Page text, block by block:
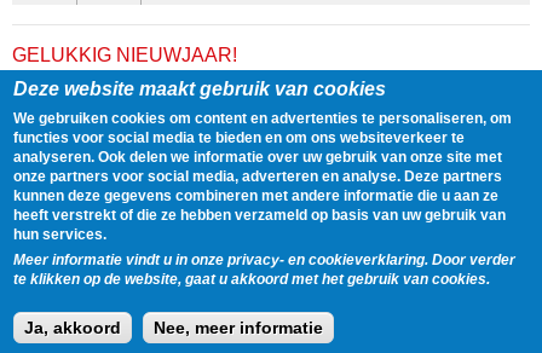
GELUKKIG NIEUWJAAR!
Bron: ajaxfanzone.nl
Namens de gehele redactie van AjaxFanzone.nl wensen wij
alle Ajacieden een gelukkig, sportief maar bovenal een gezond
2022 toe. Dat we maar weer snel onze club op een normale
manier mogen steunen. Gelukkig Nieuwjaar!
Delen Tweet 31 December, 2021 - 23:59
Pages
« first ‹ previous
120
121 122
Ajax Nieuws streeft er naar om een overzicht te geven van het nieuws dat
geplaatst wordt op alle gerespecteerde Ajax websites.
Deze website maakt gebruik van cookies
We gebruiken cookies om content en advertenties te personaliseren, om
functies voor social media te bieden en om ons websiteverkeer te
analyseren. Ook delen we informatie over uw gebruik van onze site met
onze partners voor social media, adverteren en analyse. Deze partners
kunnen deze gegevens combineren met andere informatie die u aan ze
heeft verstrekt of die ze hebben verzameld op basis van uw gebruik van
hun services.
Meer informatie vindt u in onze privacy- en cookieverklaring. Door verder
te klikken op de website, gaat u akkoord met het gebruik van cookies.
Ja, akkoord Nee, meer informatie